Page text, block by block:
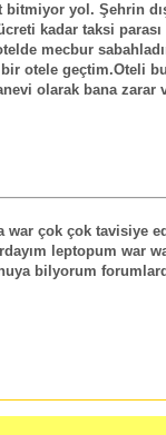
yol. Şehrin
kadar taksi
mecbur
bir otele geçtim.Oteli
olarak bana zarar
war çok çok tavisiye
leptopum war
bilyorum